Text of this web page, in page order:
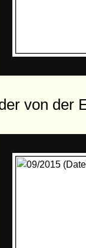
von der